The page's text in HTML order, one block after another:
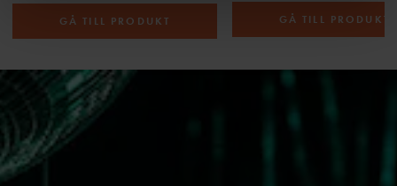
GÅ TILL PRODUKT GÅ TILL PRODUKT